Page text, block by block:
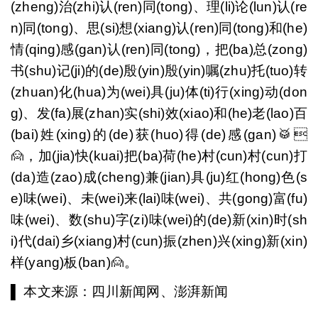
(zheng)治(zhi)认(ren)同(tong)、理(li)论(lun)认(re
n)同(tong)、思(si)想(xiang)认(ren)同(tong)和(he)
情(qing)感(gan)认(ren)同(tong)，把(ba)总(zong)
书(shu)记(ji)的(de)殷(yin)殷(yin)嘱(zhu)托(tuo)转
(zhuan)化(hua)为(wei)具(ju)体(ti)行(xing)动(don
g)、发(fa)展(zhan)实(shi)效(xiao)和(he)老(lao)百
(bai)姓(xing)的(de)获(huo)得(de)感(gan)🥁
🙍，加(jia)快(kuai)把(ba)荷(he)村(cun)村(cun)打
(da)造(zao)成(cheng)兼(jian)具(ju)红(hong)色(s
e)味(wei)、未(wei)来(lai)味(wei)、共(gong)富(fu)
味(wei)、数(shu)字(zi)味(wei)的(de)新(xin)时(sh
i)代(dai)乡(xiang)村(cun)振(zhen)兴(xing)新(xin)
样(yang)板(ban)🙍。
▌本文来源：四川新闻网、澎湃新闻